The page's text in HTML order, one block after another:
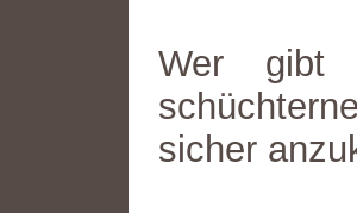
Wer gibt
sicher